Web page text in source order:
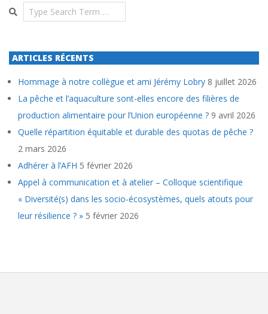
Search
ARTICLES RÉCENTS
Hommage à notre collègue et ami Jérémy Lobry 8 juillet 2026
La pêche et l’aquaculture sont-elles encore des filières de
production alimentaire pour l’Union européenne ? 9 avril 2026
Quelle répartition équitable et durable des quotas de pêche ?
2 mars 2026
Adhérer à l’AFH 5 février 2026
Appel à communication et à atelier – Colloque scientifique
« Diversité(s) dans les socio-écosystèmes, quels atouts pour
leur résilience ? » 5 février 2026